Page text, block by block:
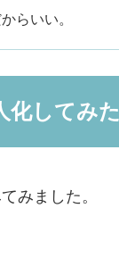
らいい。
化してみた
みました。